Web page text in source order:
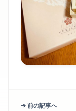
➔ 前の記事へ